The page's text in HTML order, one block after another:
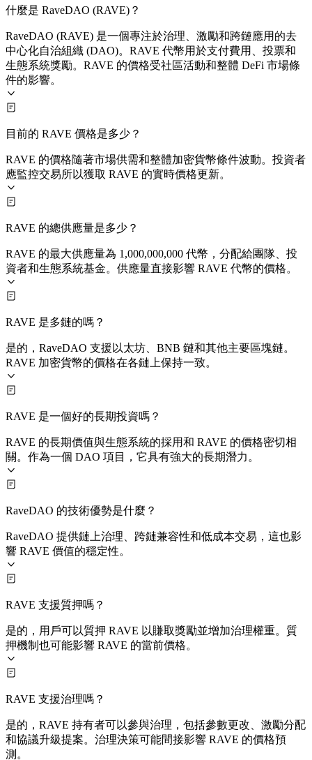
什麼是 RaveDAO (RAVE)？
RaveDAO (RAVE) 是一個專注於治理、激勵和跨鏈應用的去
中心化自治組織 (DAO)。RAVE 代幣用於支付費用、投票和
生態系統獎勵。RAVE 的價格受社區活動和整體 DeFi 市場條
件的影響。
目前的 RAVE 價格是多少？
RAVE 的價格隨著市場供需和整體加密貨幣條件波動。投資者
應監控交易所以獲取 RAVE 的實時價格更新。
RAVE 的總供應量是多少？
RAVE 的最大供應量為 1,000,000,000 代幣，分配給團隊、投
資者和生態系統基金。供應量直接影響 RAVE 代幣的價格。
RAVE 是多鏈的嗎？
是的，RaveDAO 支援以太坊、BNB 鏈和其他主要區塊鏈。
RAVE 加密貨幣的價格在各鏈上保持一致。
RAVE 是一個好的長期投資嗎？
RAVE 的長期價值與生態系統的採用和 RAVE 的價格密切相
關。作為一個 DAO 項目，它具有強大的長期潛力。
RaveDAO 的技術優勢是什麼？
RaveDAO 提供鏈上治理、跨鏈兼容性和低成本交易，這也影
響 RAVE 價值的穩定性。
RAVE 支援質押嗎？
是的，用戶可以質押 RAVE 以賺取獎勵並增加治理權重。質
押機制也可能影響 RAVE 的當前價格。
RAVE 支援治理嗎？
是的，RAVE 持有者可以參與治理，包括參數更改、激勵分配
和協議升級提案。治理決策可能間接影響 RAVE 的價格預
測。